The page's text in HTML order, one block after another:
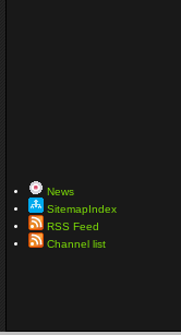
News
SitemapIndex
RSS Feed
Channel list